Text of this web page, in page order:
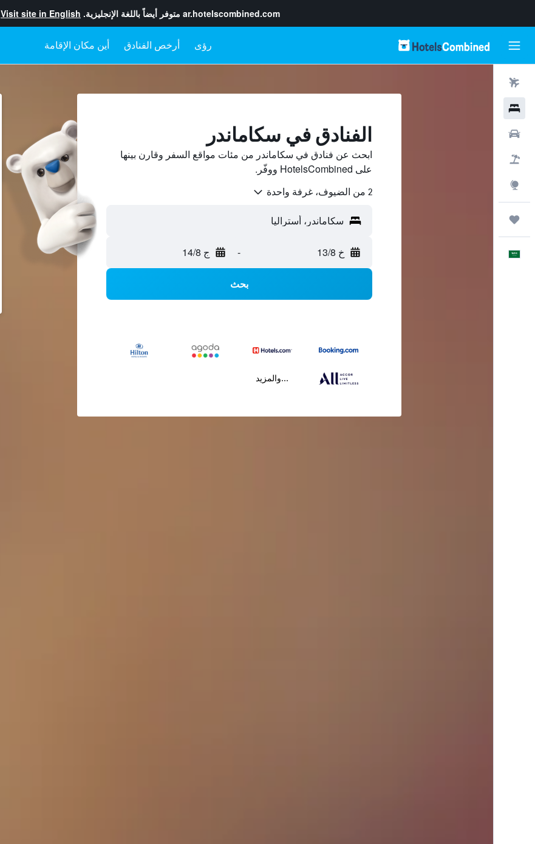
ar.hotelscombined.com متوفر أيضاً باللغة الإنجليزية. Visit site in English
رؤى أرخص الفنادق أين مكان الإقامة
الفنادق في سكاماندر
ابحث عن فنادق في سكاماندر من مئات مواقع السفر وقارن بينها
على HotelsCombined ووفّر.
2 من الضيوف، غرفة واحدة
خ 13/8 - ج 14/8
بحث
...والمزيد